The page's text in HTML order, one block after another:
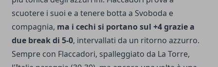
scuotere i suoi e a tenere botta a Svoboda e
compagnia, ma i cechi si portano sul +4 grazie a
due break di 5-0, intervallati da un ritorno azzurro.
Sempre con Flaccadori, spalleggiato da La Torre,